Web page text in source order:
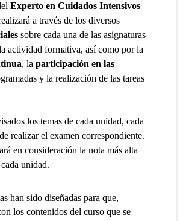
Experto en Cuidados Intensivos
a través de los diversos
sobre cada una de las asignaturas
actividad formativa, así como por la
, laparticipación en las
y la realización de las tareas
los temas de cada unidad, cada
realizar el examen correspondiente.
en consideración la nota más alta
unidad.
han sido diseñadas para que,
los contenidos del curso que se